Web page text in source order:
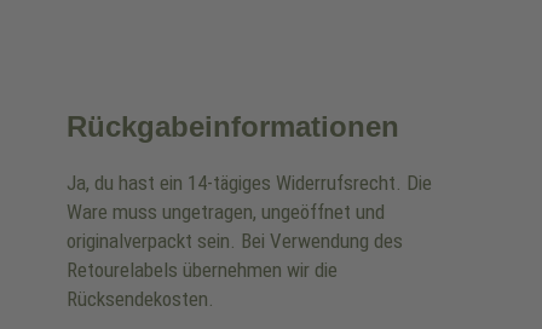
Rückgabeinformationen
Ja, du hast ein 14-tägiges Widerrufsrecht. Die
Ware muss ungetragen, ungeöffnet und
originalverpackt sein. Bei Verwendung des
Retourelabels übernehmen wir die
Rücksendekosten.